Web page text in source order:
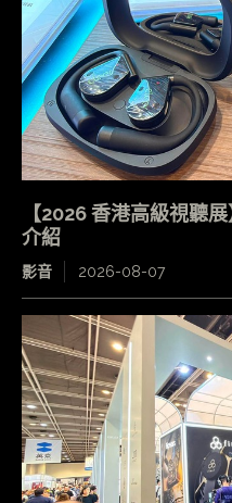
【2026 香港高級視聽
介紹
影音 2026-08-07